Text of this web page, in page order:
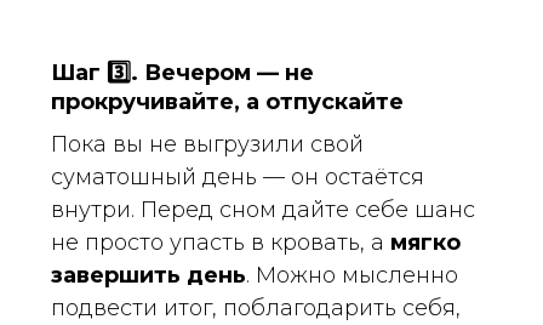
Шаг 3️⃣. Вечером — не
прокручивайте, а отпускайте
Пока вы не выгрузили свой
суматошный день — он остаётся
внутри. Перед сном дайте себе шанс
не просто упасть в кровать, а мягко
завершить день. Можно мысленно
подвести итог, поблагодарить себя,